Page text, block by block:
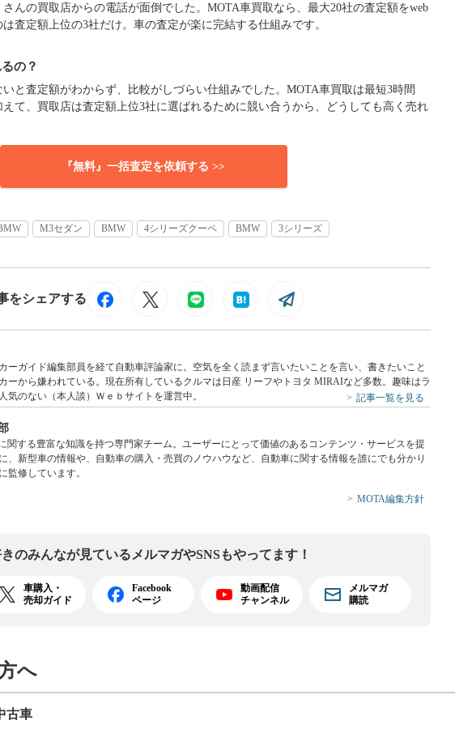
んの買取店からの電話が面倒でした。MOTA車買取なら、最大20社の査定額をweb
査定額上位の3社だけ。車の査定が楽に完結する仕組みです。
の？
と査定額がわからず、比較がしづらい仕組みでした。MOTA車買取は最短3時間
て、買取店は査定額上位3社に選ばれるために競い合うから、どうしても高く売れ
『無料』一括査定を依頼する >>
M3セダン BMW 4シリーズクーペ BMW 3シリーズ
をシェアする
ーガイド編集部員を経て自動車評論家に。空気を全く読まず言いたいことを言い、書きたいこと
ーから嫌われている。現在所有しているクルマは日産 リーフやトヨタ MIRAIなど多数。趣味はラ
気のない（本人談）Ｗｅｂサイトを運営中。
記事一覧を見る
関する豊富な知識を持つ専門家チーム。ユーザーにとって価値のあるコンテンツ・サービスを提
、新型車の情報や、自動車の購入・売買のノウハウなど、自動車に関する情報を誰にでも分かり
監修しています。
MOTA編集方針
のみんなが見ている メルマガやSNSもやってます！
車購入・
売却ガイド
Facebook
ページ
動画配信
チャンネル
メルマガ
購読
へ
古車